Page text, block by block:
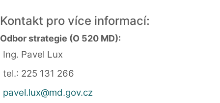
Kontakt pro více informací:
Odbor strategie (O 520 MD):
Ing. Pavel Lux
tel.: 225 131 266
pavel.lux@md.gov.cz